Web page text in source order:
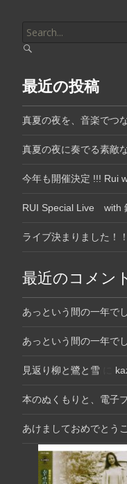
for:
最近の投稿
真夏の夜を、音楽でつ
真夏の夜に奏でる素敵
今年も開催決定 !!! Rui
RUI Special Live with
ライブ決まりました！！
最近のコメン
あっという間の一年で
あっという間の一年で
見返り柳と鷺と雪
本のぬくもりと、電子
あけましておめでとう